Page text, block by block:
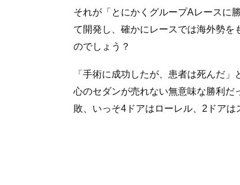
それが「とにかくグループAレースに
て開発し、確かにレースでは海外勢を
のでしょう？
「手術に成功したが、患者は死んだ
心のセダンが売れない無意味な勝利
敗、いっそ4ドアはローレル、2ドアは